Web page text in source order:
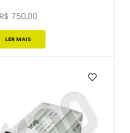
R$ 750,00
LER MAIS